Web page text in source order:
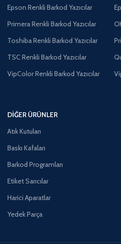
Epson Renkli Barkod Yazıcılar
Primera Renkli Barkod Yazıcılar
Toshiba Renkli Barkod Yazıcılar
TSC Renkli Barkod Yazıcılar
VipColor Renkli Barkod Yazıcılar
DIĞER ÜRÜNLER
Atık Kutuları
Baskı Kafaları
Barkod Programları
Etiket Sarıcılar
Harici Aparatlar
Yedek Parça